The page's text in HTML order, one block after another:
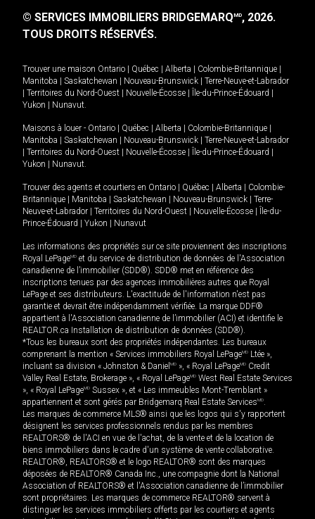
© SERVICES IMMOBILIERS BRIDGEMARQMD, 2026.
TOUS DROITS RÉSERVÉS.
Trouver une maison Ontario | Québec | Alberta | Colombie-Britannique |
Manitoba | Saskatchewan | Nouveau-Brunswick | Terre-Neuve-et-Labrador
| Territoires du Nord-Ouest | Nouvelle-Écosse | Île-du-Prince-Édouard |
Yukon | Nunavut
Maisons à louer - Ontario | Québec | Alberta | Colombie-Britannique |
Manitoba | Saskatchewan | Nouveau-Brunswick | Terre-Neuve-et-Labrador
| Territoires du Nord-Ouest | Nouvelle-Écosse | Île-du-Prince-Édouard |
Yukon | Nunavut
Trouver des agents et courtiers en Ontario | Québec | Alberta | Colombie-
Britannique | Manitoba | Saskatchewan | Nouveau-Brunswick | Terre-
Neuve-et-Labrador | Territoires du Nord-Ouest | Nouvelle-Écosse | Île-du-
Prince-Édouard | Yukon | Nunavut
Les informations des propriétés sur ce site proviennent des inscriptions
Royal LePageMD et du service de distribution de données de l'Association
canadienne de l’immobilier (SDD®). SDD® met en référence des
inscriptions tenues par des agences immobilières autres que Royal
LePage et ses distributeurs. L'exactitude de l'information n'est pas
garantie et devrait être indépendamment vérifiée. La marque DDF®
appartient à l'Association canadienne de l’immobilier (ACI) et identifie le
REALTOR.ca Installation de distribution de données (SDD®).
*Tous les bureaux sont des propriétés indépendantes. Les bureaux
comprenant la mention « Services immobiliers Royal LePageMD Ltée »,
incluant sa division « Johnston & Daniel MD », « Royal LePageMD Credit
Valley Real Estate, Brokerage », « Royal LePageMD West Real Estate Services
», « Royal LePageMD Sussex », et « Les immeubles Mont-Tremblant »
appartiennent et sont gérés par Bridgemarq Real Estate ServicesMD
Les marques de commerce MLS® ainsi que les logos qui s'y rapportent
désignent les services professionnels rendus par les membres
REALTORS® de l'ACI en vue de l'achat, de la vente et de la location de
biens immobiliers dans le cadre d'un système de vente collaborative.
REALTOR®, REALTORS® et le logo REALTOR® sont des marques
déposées de REALTOR® Canada Inc., une compagnie dont la National
Association of REALTORS® et l'Association canadienne de l’immobilier
sont propriétaires. Les marques de commerce REALTOR® servent à
distinguer les services immobiliers offerts par les courtiers et agents